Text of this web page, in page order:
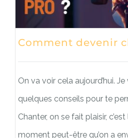
Comment devenir
On va voir cela aujourd’hui.
quelques conseils pour te
Chanter, on se fait plaisir,
moment peut-être qu’on a